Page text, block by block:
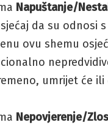
Napuštanje/
da su odnosi
ovu shemu
umrijet će
Nepovjerenje/